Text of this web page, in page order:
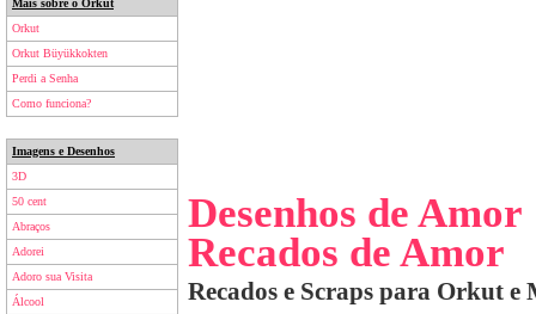
Mais sobre o Orkut
Orkut
Orkut Büyükkokten
Perdi a Senha
Como funciona?
Imagens e Desenhos
3D
50 cent
Abraços
Adorei
Adoro sua Visita
Álcool
Desenhos de Amor
Recados de Amor
Recados e Scraps para Orkut e